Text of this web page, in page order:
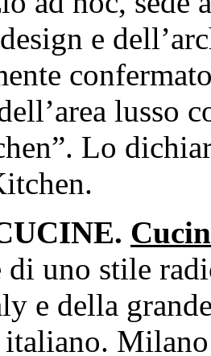
e
lusso
Lo
di uno stile
e della